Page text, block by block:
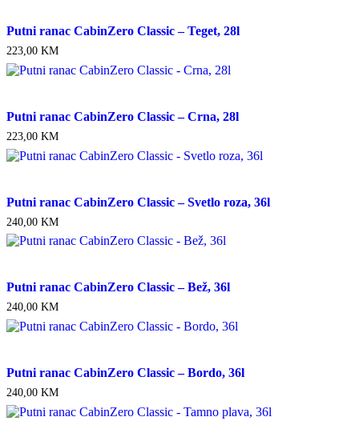
Putni ranac CabinZero Classic – Teget, 28l
223,00 KM
Putni ranac CabinZero Classic – Crna, 28l
223,00 KM
Putni ranac CabinZero Classic – Svetlo roza, 36l
240,00 KM
Putni ranac CabinZero Classic – Bež, 36l
240,00 KM
Putni ranac CabinZero Classic – Bordo, 36l
240,00 KM